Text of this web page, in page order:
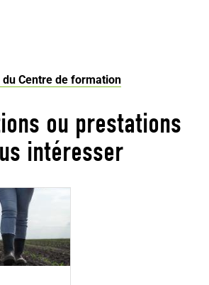
du Centre de formation
ou prestations
intéresser